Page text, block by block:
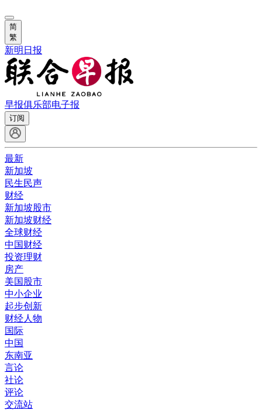
简
繁
新明日报
早报俱乐部电子报
订阅
最新
新加坡
民生民声
财经
新加坡股市
新加坡财经
全球财经
中国财经
投资理财
房产
美国股市
中小企业
起步创新
财经人物
国际
中国
东南亚
言论
社论
评论
交流站